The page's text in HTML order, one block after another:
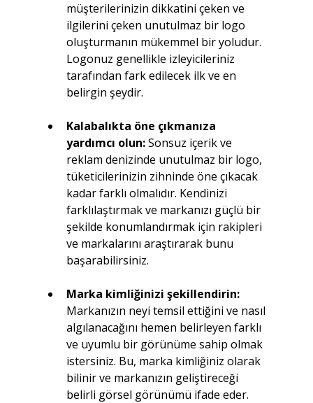
müşterilerinizin dikkatini çeken ve
ilgilerini çeken unutulmaz bir logo
oluşturmanın mükemmel bir yoludur.
Logonuz genellikle izleyicileriniz
tarafından fark edilecek ilk ve en
belirgin şeydir.
Kalabalıkta öne çıkmanıza
yardımcı olun: Sonsuz içerik ve
reklam denizinde unutulmaz bir logo,
tüketicilerinizin zihninde öne çıkacak
kadar farklı olmalıdır. Kendinizi
farklılaştırmak ve markanızı güçlü bir
şekilde konumlandırmak için rakipleri
ve markalarını araştırarak bunu
başarabilirsiniz.
Marka kimliğinizi şekillendirin:
Markanızın neyi temsil ettiğini ve nasıl
algılanacağını hemen belirleyen farklı
ve uyumlu bir görünüme sahip olmak
istersiniz. Bu, marka kimliğiniz olarak
bilinir ve markanızın geliştireceği
belirli görsel görünümü ifade eder.